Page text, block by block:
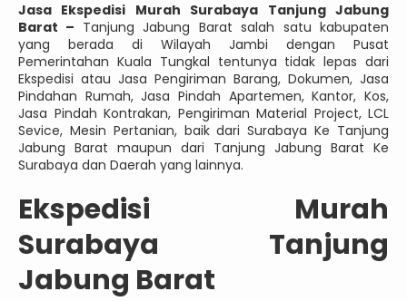
Jasa Ekspedisi Murah Surabaya Tanjung Jabung
Barat – Tanjung Jabung Barat salah satu kabupaten
yang berada di Wilayah Jambi dengan Pusat
Pemerintahan Kuala Tungkal tentunya tidak lepas dari
Ekspedisi atau Jasa Pengiriman Barang, Dokumen, Jasa
Pindahan Rumah, Jasa Pindah Apartemen, Kantor, Kos,
Jasa Pindah Kontrakan, Pengiriman Material Project, LCL
Sevice, Mesin Pertanian, baik dari Surabaya Ke Tanjung
Jabung Barat maupun dari Tanjung Jabung Barat Ke
Surabaya dan Daerah yang lainnya.
Ekspedisi Murah
Surabaya Tanjung
Jabung Barat